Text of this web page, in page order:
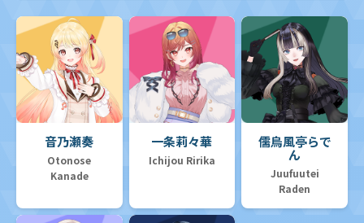
音乃瀬奏
Otonose
Kanade
一条莉々華
Ichijou Ririka
儒烏風亭らで
ん
Juufuutei
Raden